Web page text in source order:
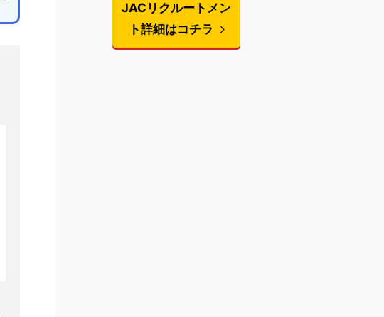
JACリクルートメン
ト詳細はコチラ